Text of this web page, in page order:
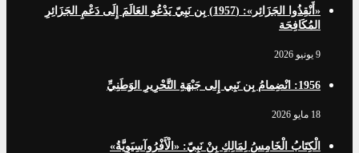
«أَنْقِذُوا الجَزَائِر»: (1957) بِن نَبِيّ يَدْعُو العَالَمَ إِلَى دَعْمِ الجَزَائِرِ
المُكَافِحَة
9 يونيو 2026
1956: انْضِمامُ بِن نَبِي إِلى جَبْهَةِ التَّحْرِيرِ الوَطَنِيِّ
18 مايو 2026
الْكِتَابُ الْخَامِسُ لِمَالِكِ بِنْ نَبِيّ: «الْأَفْرُوآسِيَوِيَّةُ»